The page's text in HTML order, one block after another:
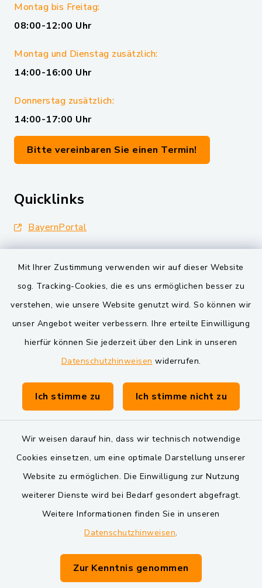
Mit Ihrer Zustimmung verwenden wir auf dieser Website
sog. Tracking-Cookies, die es uns ermöglichen besser zu
verstehen, wie unsere Website genutzt wird. So können wir
unser Angebot weiter verbessern. Ihre erteilte Einwilligung
hierfür können Sie jederzeit über den Link in unseren
Datenschutzhinweisen widerrufen.
Ich stimme zu Ich stimme nicht zu
Wir weisen darauf hin, dass wir technisch notwendige
Cookies einsetzen, um eine optimale Darstellung unserer
Website zu ermöglichen. Die Einwilligung zur Nutzung
weiterer Dienste wird bei Bedarf gesondert abgefragt.
Weitere Informationen finden Sie in unseren
Datenschutzhinweisen.
Zur Kenntnis genommen
Montag bis Freitag:
08:00-12:00 Uhr
Montag und Dienstag zusätzlich:
14:00-16:00 Uhr
Donnerstag zusätzlich:
14:00-17:00 Uhr
Bitte vereinbaren Sie einen Termin!
Quicklinks
BayernPortal
Landkreis Schwandorf
VG und Gemeinden
Markt Schwarzenfeld
Gemeinde Schwarzach bei Nabburg
Verwaltungsgemeinschaft Schwarzenfeld
Barrierefreiheit
Impressum